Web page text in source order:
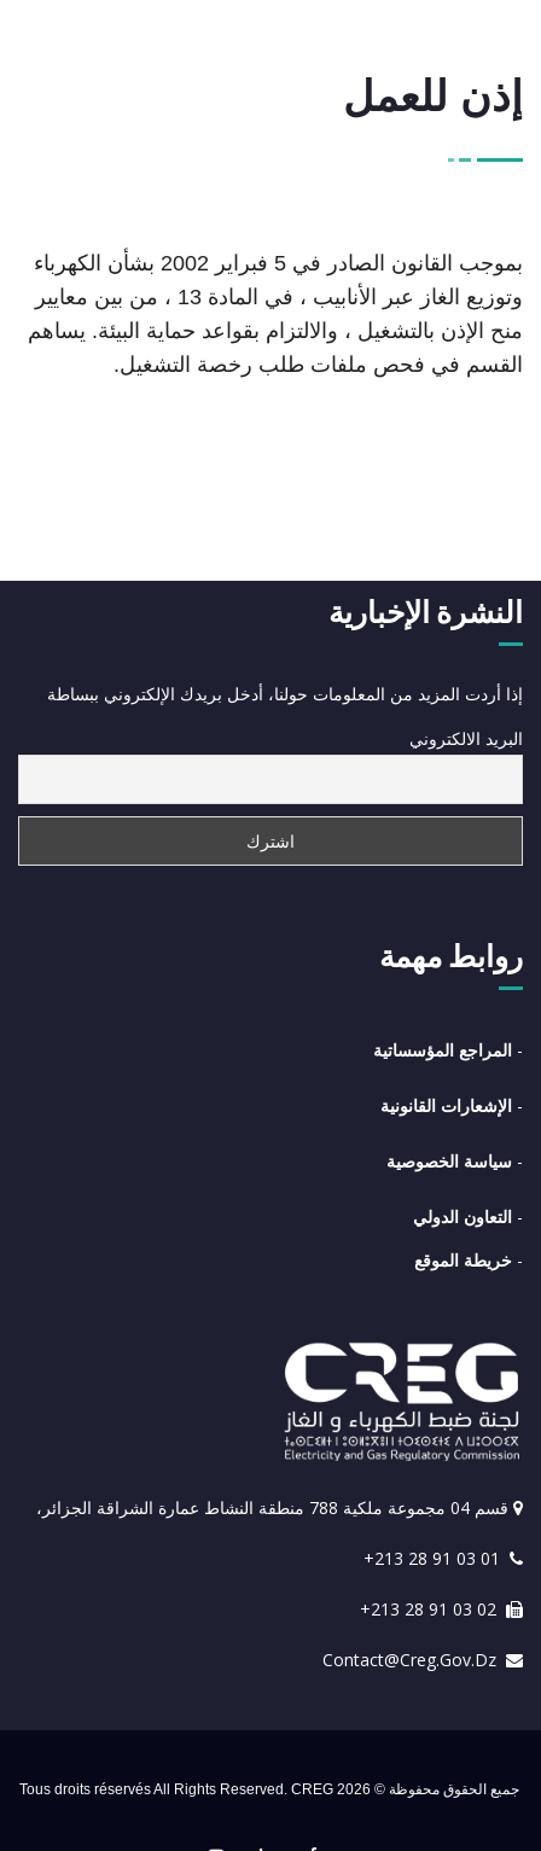
إذن للعمل
بموجب القانون الصادر في 5 فبراير 2002 بشأن الكهرباء
وتوزيع الغاز عبر الأنابيب ، في المادة 13 ، من بين معايير
منح الإذن بالتشغيل ، والالتزام بقواعد حماية البيئة. يساهم
القسم في فحص ملفات طلب رخصة التشغيل.
قسم 04 مجموعة ملكية 788 منطقة النشاط عمارة الشراقة الجزائر،
+213 28 91 03 01
+213 28 91 03 02
Contact@creg.gov.dz
روابط مهمة
- المراجع المؤسساتية
- الإشعارات القانونية
- سياسة الخصوصية
- التعاون الدولي
- خريطة الموقع
النشرة الإخبارية
إذا أردت المزيد من المعلومات حولنا، أدخل بريدك الإلكتروني ببساطة
البريد الالكتروني
جميع الحقوق محفوظة © 2026 Tous droits réservés All Rights Reserved. CREG